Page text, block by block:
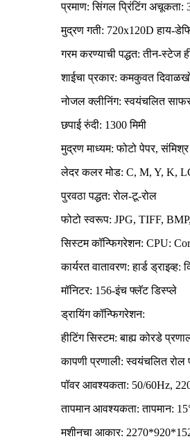
प्रमाण: सिंगल प्रिंटिंग अचूकता:
मुद्रण गती: 720x120D हाय-
गरम करण्याची पद्धत: तीन-स्टेज
शाईचा प्रकार: कमकुवत
नोजल क्लीनिंग: स्वयंचलित
छपाई रुंदी: 1300 मिमी
मुद्रण माध्यम: फोटो पेपर, संमिश्र
लेदर कलर मोड: C, M, Y, K,
पुरवठा पद्धत: रोल-टू-रोल
फोटो स्वरूप: JPG, TIFF,
सिस्टम कॉन्फिगरेशन: CPU:
कार्यरत वातावरण: हार्ड
मॉनिटर: 156-इंच फ्लॅट डिस्प्ले
ड्रायिंग कॉन्फिगरेशन:
हीटिंग सिस्टम: बाह्य कोरडे
कापणी प्रणाली: स्वयंचलित रोल
पॉवर आवश्यकता: 50/60Hz,
तापमान आवश्यकता: तापमान:
मशीनचा आकार: